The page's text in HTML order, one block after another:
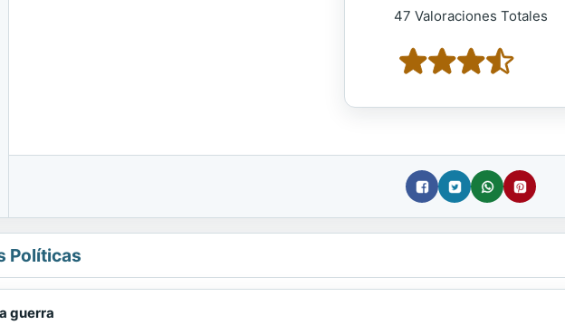
47 Valoraciones Totales
Políticas
guerra